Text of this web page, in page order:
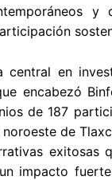
y
en
encabezó
de 187
de
exitosas
impacto